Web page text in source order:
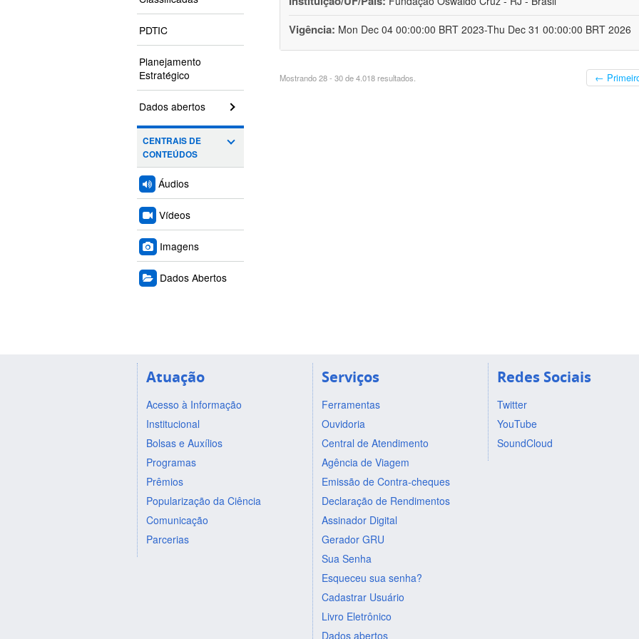
PDTIC
Planejamento
Estratégico
Dados abertos
CENTRAIS DE
CONTEÚDOS
Áudios
Vídeos
Imagens
Dados Abertos
Vigência: Mon Dec 04 00:00:00 BRT 2023-Thu Dec 31 00:00:00 BRT 2026
Mostrando 28 - 30 de 4.018 resultados. ←
Atuação
Acesso à Informação
Institucional
Bolsas e Auxílios
Programas
Prêmios
Popularização da Ciência
Comunicação
Parcerias
Serviços
Ferramentas
Ouvidoria
Central de Atendimento
Agência de Viagem
Emissão de Contra-cheques
Declaração de Rendimentos
Assinador Digital
Gerador GRU
Sua Senha
Esqueceu sua senha?
Cadastrar Usuário
Livro Eletrônico
Dados abertos
Redes Sociais
Twitter
YouTube
SoundCloud